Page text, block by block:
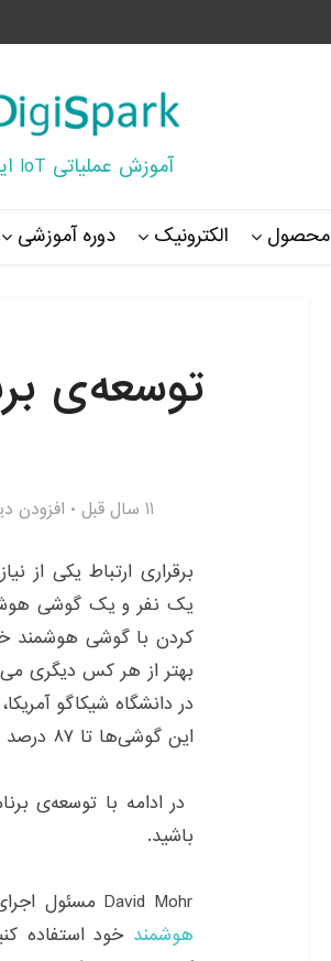
آموزش عملیاتی IoT اینترنت اشیا
محصول الکترونیک دوره آموزشی
توسعه‌ی
11 سال قبل افزودن
برقراری ارتباط یکی از
یک نفر و یک گوشی
کردن با گوشی هوشمند
بهتر از هر کس دیگری
در دانشگاه‌ شیکاگو
این گوشی‌ها تا ۸۷ درصد دقت می‌توانند افسردگی شما را تشخیص بدهند.
در ادامه با توسعه‌ی
باشید.
David Mohr مسئول اجرای تحقیقات است که اعلام کرده هر چه در طول روز از
هوشمند خود استفاده